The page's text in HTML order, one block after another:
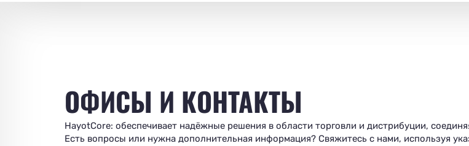
ОФИСЫ И КОНТАКТЫ
HayotCore: обеспечивает надёжные решения в области торговли и дистрибуции,
Есть вопросы или нужна дополнительная информация? Свяжитесь с нами, используя